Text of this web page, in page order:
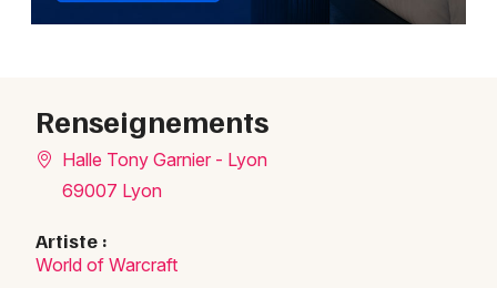
Renseignements
Halle Tony Garnier - Lyon
69007 Lyon
Artiste :
World of Warcraft